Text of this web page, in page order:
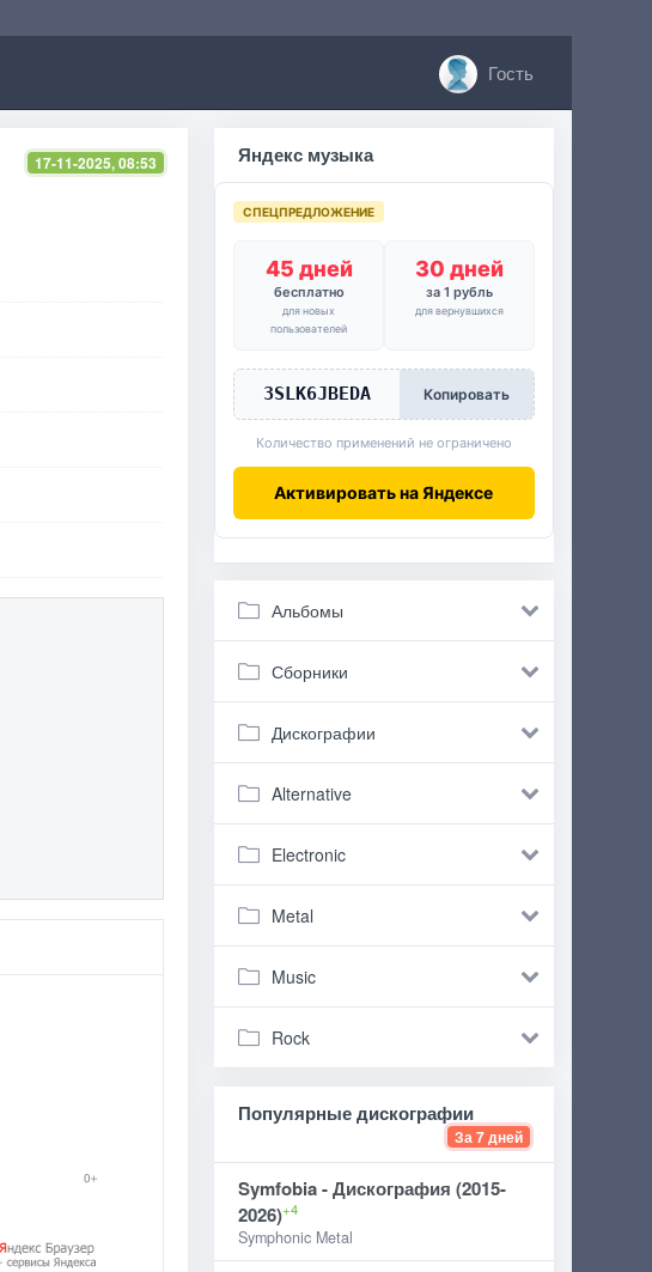
Гость
17-11-2025, 08:53 Яндекс музыка
СПЕЦПРЕДЛОЖЕНИЕ
45 дней
бесплатно
для новых
пользователей
30 дней
за 1 рубль
для вернувшихся
3SLK6JBEDA Копировать
Количество применений не ограничено
Активировать на Яндексе
Альбомы
Сборники
Дискографии
Alternative
Electronic
Metal
Music
Rock
Популярные дискографии
За 7 дней
Symfobia - Дискография (2015-
2026)+4
Symphonic Metal